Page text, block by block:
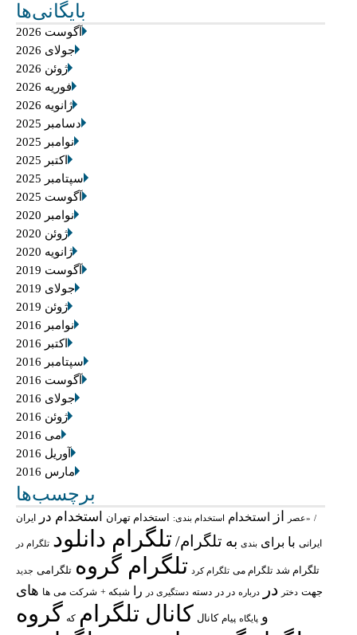
بایگانی‌ها
آگوست 2026
جولای 2026
ژوئن 2026
فوریه 2026
ژانویه 2026
دسامبر 2025
نوامبر 2025
اکتبر 2025
سپتامبر 2025
آگوست 2025
نوامبر 2020
ژوئن 2020
ژانویه 2020
آگوست 2019
جولای 2019
ژوئن 2019
نوامبر 2016
اکتبر 2016
سپتامبر 2016
آگوست 2016
جولای 2016
ژوئن 2016
می 2016
آوریل 2016
مارس 2016
برچسب‌ها
«عصر از استخدام استخدام بندی: استخدام تهران استخدام در ایران
ایرانی با برای بندی بهتلگرام/تلگرام دانلود تلگرام در
تلگرام شد تلگرام می تلگرام کرد تلگرام گروه تلگرامی جدید
جهت دختر در درباره در در دسته دستگیری در را شبکه + شرکت می ها
های
پایگاه پیام کانال کانال تلگرام که گروه